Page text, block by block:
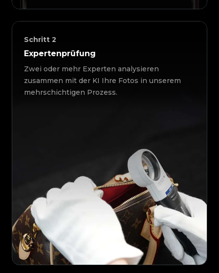
Schritt 2
Expertenprüfung
Zwei oder mehr Experten analysieren
zusammen mit der KI Ihre Fotos in unserem
mehrschichtigen Prozess.